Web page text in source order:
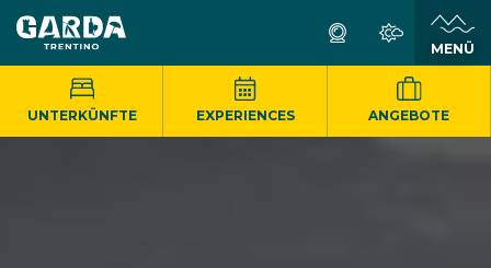
MENÜ
UNTERKÜNFTE EXPERIENCES ANGEBOTE